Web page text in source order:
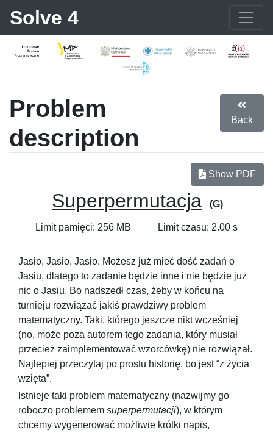
Solve 4
Problem
description
Back
Show PDF
Superpermutacja (G)
Limit pamięci: 256 MB Limit czasu: 2.00 s
Jasio, Jasio, Jasio. Możesz już mieć dość zadań o
Jasiu, dlatego to zadanie będzie inne i nie będzie już
nic o Jasiu. Bo nadszedł czas, żeby w końcu na
turnieju rozwiązać jakiś prawdziwy problem
matematyczny. Taki, którego jeszcze nikt wcześniej
(no, może poza autorem tego zadania, który musiał
przecież zaimplementować wzorcówkę) nie rozwiązał.
Najlepiej przeczytaj po prostu historię, bo jest “z życia
wzięta”.
Istnieje taki problem matematyczny (nazwijmy go
roboczo problemem superpermutacji), w którym
chcemy wygenerować możliwie krótki napis,